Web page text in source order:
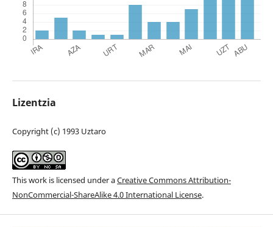
Lizentzia
Copyright (c) 1993 Uztaro
This work is licensed under aCreative Commons Attribution-
NonCommercial-ShareAlike 4.0 International License.